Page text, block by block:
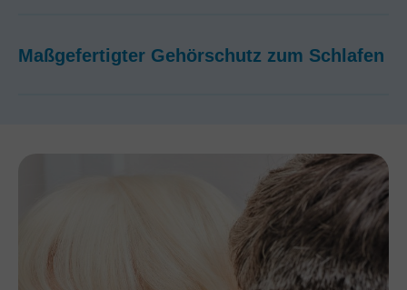
Maßgefertigter Gehörschutz zum Schlafen